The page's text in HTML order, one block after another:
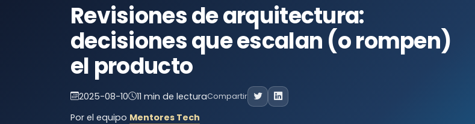
Revisiones de arquitectura:
decisiones que escalan (o rompen)
el producto
2025-08-10 11 min de lecturaCompartir
Por el equipo Mentores Tech